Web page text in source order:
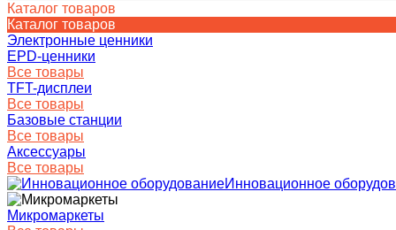
Каталог товаров
Каталог товаров
Электронные ценники
EPD-ценники
Все товары
TFT-дисплеи
Все товары
Базовые станции
Все товары
Аксессуары
Все товары
Инновационное
Микромаркеты